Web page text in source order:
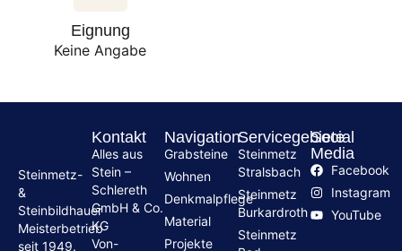
Eignung
Keine Angabe
Steinmetz-
&
Steinbildhauer
Meisterbetrieb
seit 1949.
Kontakt
Alles aus
Stein –
Schlereth
GmbH & Co.
KG
Von-
Navigation
Grabsteine
Wohnen
Denkmalpflege
Material
Projekte
Servicegebiete
Steinmetz
Stralsbach
Steinmetz
Burkardroth
Steinmetz
Social
Media
Facebook
Instagram
YouTube